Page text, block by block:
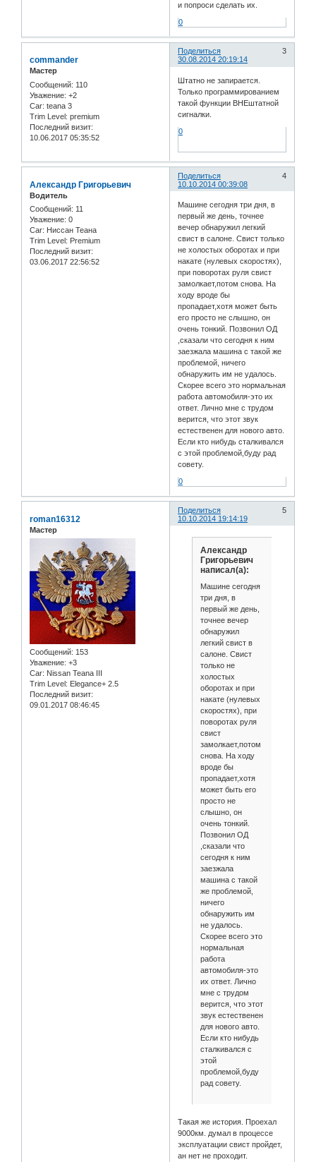
и попроси сделать их.
0
Поделиться
3
30.08.2014 20:19:14
commander
Мастер
Сообщений: 110
Уважение: +2
Car: teana 3
Trim Level: premium
Последний визит:
10.06.2017 05:35:52
Штатно не запирается.
Только программированием
такой функции ВНЕштатной
сигналки.
0
Поделиться
4
10.10.2014 00:39:08
Александр Григорьевич
Водитель
Сообщений: 11
Уважение: 0
Car: Ниссан Теана
Trim Level: Premium
Последний визит:
03.06.2017 22:56:52
Машине сегодня три дня, в
первый же день, точнее
вечер обнаружил легкий
свист в салоне. Свист только
не холостых оборотах и при
накате (нулевых скоростях),
при поворотах руля свист
замолкает,потом снова. На
ходу вроде бы
пропадает,хотя может быть
его просто не слышно, он
очень тонкий. Позвонил ОД
,сказали что сегодня к ним
заезжала машина с такой же
проблемой, ничего
обнаружить им не удалось.
Скорее всего это нормальная
работа автомобиля-это их
ответ. Лично мне с трудом
верится, что этот звук
естественен для нового авто.
Если кто нибудь сталкивался
с этой проблемой,буду рад
совету.
0
Поделиться
5
10.10.2014 19:14:19
roman16312
Мастер
Сообщений: 153
Уважение: +3
Car: Nissan Teana III
Trim Level: Elegance+ 2.5
Последний визит:
09.01.2017 08:46:45
Александр
Григорьевич
написал(а):
Машине сегодня
три дня, в
первый же день,
точнее вечер
обнаружил
легкий свист в
салоне. Свист
только не
холостых
оборотах и при
накате (нулевых
скоростях), при
поворотах руля
свист
замолкает,потом
снова. На ходу
вроде бы
пропадает,хотя
может быть его
просто не
слышно, он
очень тонкий.
Позвонил ОД
,сказали что
сегодня к ним
заезжала
машина с такой
же проблемой,
ничего
обнаружить им
не удалось.
Скорее всего это
нормальная
работа
автомобиля-это
их ответ. Лично
мне с трудом
верится, что этот
звук естественен
для нового авто.
Если кто нибудь
сталкивался с
этой
проблемой,буду
рад совету.
Такая же история. Проехал
9000км. думал в процессе
эксплуатации свист пройдет,
ан нет не проходит.